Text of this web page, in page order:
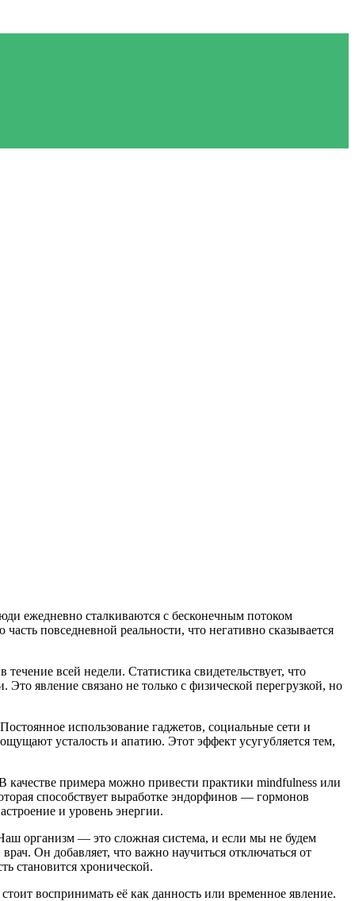
ежедневно сталкиваются с бесконечным потоком
повседневной реальности, что негативно сказывается
всей недели. Статистика свидетельствует, что
явление связано не только с физической перегрузкой, но
использование гаджетов, социальные сети и
усталость и апатию. Этот эффект усугубляется тем,
примера можно привести практики mindfulness или
способствует выработке эндорфинов — гормонов
и уровень энергии.
организм — это сложная система, и если мы не будем
Он добавляет, что важно научиться отключаться от
становится хронической.
воспринимать её как данность или временное явление.